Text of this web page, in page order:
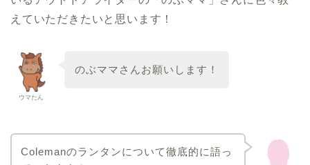
えていただきたいと思います！
ウマたん
のぶママさんお願いします！
Colemanのランタンについて徹底的に語っ